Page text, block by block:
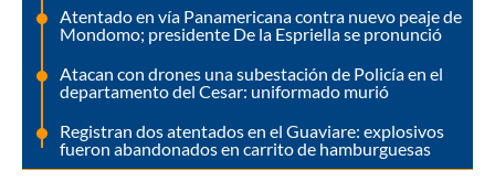
Atentado en vía Panamericana contra nuevo peaje de
Mondomo; presidente De la Espriella se pronunció
Atacan con drones una subestación de Policía en el
departamento del Cesar: uniformado murió
Registran dos atentados en el Guaviare: explosivos
fueron abandonados en carrito de hamburguesas